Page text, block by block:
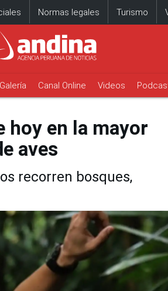
Normas legales Turismo
Galería Canal Online Videos
hoy en la mayor
aves
recorren bosques,